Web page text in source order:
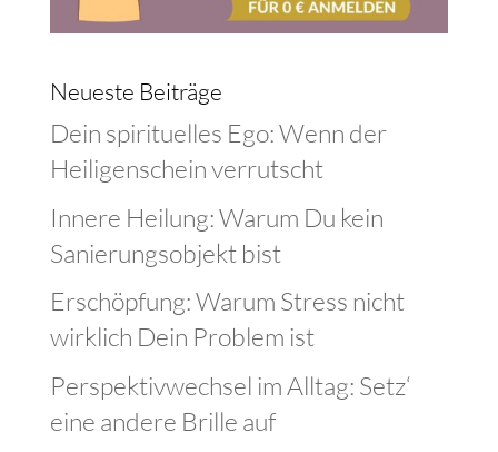
Neueste Beiträge
Dein spirituelles Ego: Wenn der
Heiligenschein verrutscht
Innere Heilung: Warum Du kein
Sanierungsobjekt bist
Erschöpfung: Warum Stress nicht
wirklich Dein Problem ist
Perspektivwechsel im Alltag: Setz‘
eine andere Brille auf